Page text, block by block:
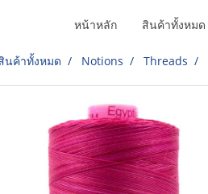
หน้าหลัก สินค้าทั้งหมด
นค้าทั้งหมด Notions Threads